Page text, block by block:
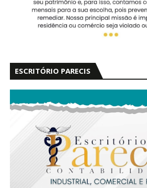
ESCRITÓRIO PARECIS